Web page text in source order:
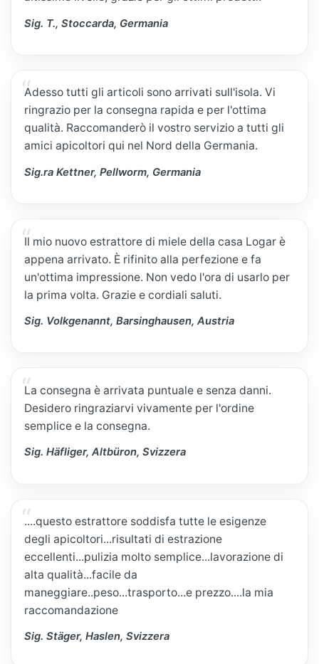
Sig. T., Stoccarda, Germania
Adesso tutti gli articoli sono arrivati sull'isola. Vi
ringrazio per la consegna rapida e per l'ottima
qualità. Raccomanderò il vostro servizio a tutti gli
amici apicoltori qui nel Nord della Germania.
Sig.ra Kettner, Pellworm, Germania
Il mio nuovo estrattore di miele della casa Logar è
appena arrivato. È rifinito alla perfezione e fa
un'ottima impressione. Non vedo l'ora di usarlo per
la prima volta. Grazie e cordiali saluti.
Sig. Volkgenannt, Barsinghausen, Austria
La consegna è arrivata puntuale e senza danni.
Desidero ringraziarvi vivamente per l'ordine
semplice e la consegna.
Sig. Häfliger, Altbüron, Svizzera
....questo estrattore soddisfa tutte le esigenze
degli apicoltori...risultati di estrazione
eccellenti...pulizia molto semplice...lavorazione di
alta qualità...facile da
maneggiare..peso...trasporto...e prezzo....la mia
raccomandazione
Sig. Stäger, Haslen, Svizzera